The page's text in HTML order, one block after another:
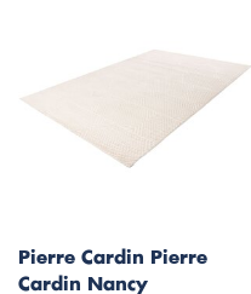
Pierre Cardin Pierre
Cardin Nancy